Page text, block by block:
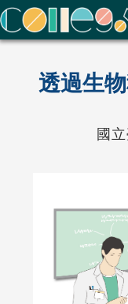
ColleGo! 大學選才與高
透過生
國